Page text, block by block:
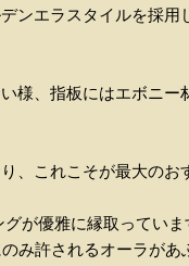
ンエラスタイルを採
様、指板にはエボニー
、これこそが最大のお
が優雅に縁取っていま
み許されるオーラがあ